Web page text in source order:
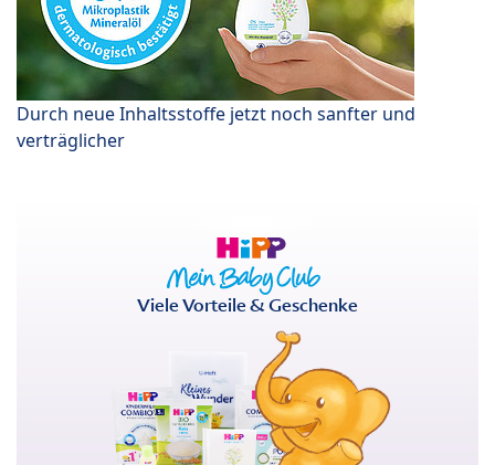
Durch neue Inhaltsstoffe jetzt noch sanfter und
verträglicher
Viele Vorteile & Geschenke